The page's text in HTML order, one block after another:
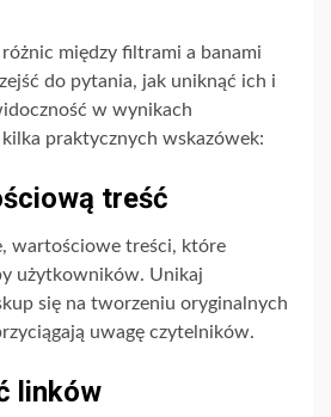
między filtrami a banami
do pytania, jak uniknąć ich i
w wynikach
praktycznych wskazówek:
treść
wartościowe treści, które
użytkowników. Unikaj
się na tworzeniu oryginalnych
uwagę czytelników.
linków